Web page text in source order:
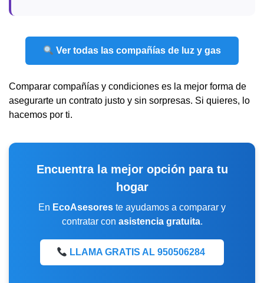
Ver todas las compañías de luz y gas
Comparar compañías y condiciones es la mejor forma de
asegurarte un contrato justo y sin sorpresas. Si quieres, lo
hacemos por ti.
Encuentra la mejor opción para tu
hogar
En EcoAsesores te ayudamos a comparar y
contratar con asistencia gratuita.
LLAMA GRATIS AL 950506284